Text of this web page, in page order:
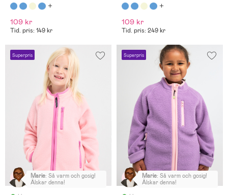
109 kr
Tid. pris: 149 kr
109 kr
Tid. pris: 249 kr
Superpris
Marie: Så varm och gosig!
Älskar denna!
Superpris
Marie: Så varm och gosig!
Älskar denna!